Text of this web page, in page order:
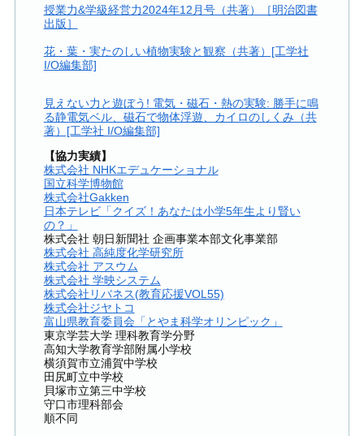
授業力&学級経営力2024年12月号（共著）［明治図書
出版］
花・葉・実たのしい植物実験と観察（共著）[工学社
I/O編集部]
見えない力と遊ぼう! 電気・磁石・熱の実験: 勝手に鳴
る静電気ベル、磁石で物体浮遊、カイロのしくみ（共
著）[工学社 I/O編集部]
【協力実績】
株式会社 NHKエデュケーショナル
国立科学博物館
株式会社Gakken
日本テレビ「クイズ！あなたは小学5年生より賢い
の？」
株式会社 朝日新聞社 企画事業本部文化事業部
株式会社 高純度化学研究所
株式会社 アスウム
株式会社 学映システム
株式会社リバネス(教育応援VOL55)
株式会社ジヤトコ
富山県教育委員会「とやま科学オリンピック」
東京学芸大学 理科教育学分野
高知大学教育学部附属小学校
横須賀市立浦賀中学校
田尻町立中学校
貝塚市立第三中学校
守口市理科部会
順不同